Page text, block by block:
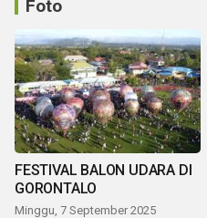
Foto
FESTIVAL BALON UDARA DI
GORONTALO
Minggu, 7 September 2025